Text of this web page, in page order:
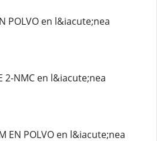
POLVO en l&iacute;nea
2-NMC en l&iacute;nea
EN POLVO en l&iacute;nea